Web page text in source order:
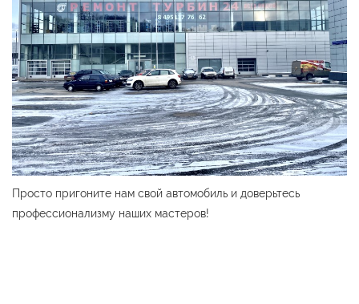
Просто пригоните нам свой автомобиль и доверьтесь
профессионализму наших мастеров!